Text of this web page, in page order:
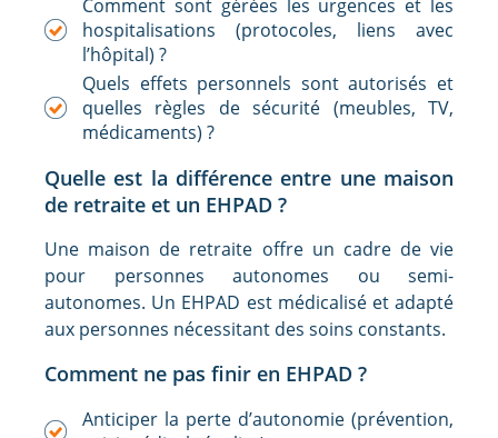
Comment sont gérées les urgences et les
hospitalisations (protocoles, liens avec
l’hôpital) ?
Quels effets personnels sont autorisés et
quelles règles de sécurité (meubles, TV,
médicaments) ?
Quelle est la différence entre une maison
de retraite et un EHPAD ?
Une maison de retraite offre un cadre de vie
pour personnes autonomes ou semi-
autonomes. Un EHPAD est médicalisé et adapté
aux personnes nécessitant des soins constants.
Comment ne pas finir en EHPAD ?
Anticiper la perte d’autonomie (prévention,